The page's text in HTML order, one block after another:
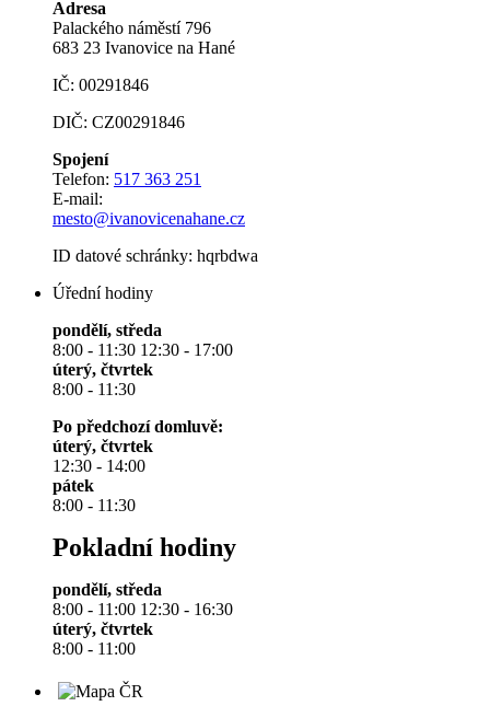
Adresa
Palackého náměstí 796
683 23 Ivanovice na Hané
IČ: 00291846
DIČ: CZ00291846
Spojení
Telefon: 517 363 251
E-mail:
mesto@ivanovicenahane.cz
ID datové schránky: hqrbdwa
Úřední hodiny
pondělí, středa
8:00 - 11:30 12:30 - 17:00
úterý, čtvrtek
8:00 - 11:30
Po předchozí domluvě:
úterý, čtvrtek
12:30 - 14:00
pátek
8:00 - 11:30
Pokladní hodiny
pondělí, středa
8:00 - 11:00 12:30 - 16:30
úterý, čtvrtek
8:00 - 11:00